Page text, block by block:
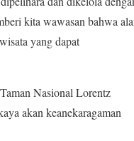
kita wawasan bahwa
yang dapat
Nasional Lorentz
akan keanekaragaman